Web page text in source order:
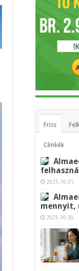
Friss
Címkék
2025.10.31.
mennyit,
2025.10.30.